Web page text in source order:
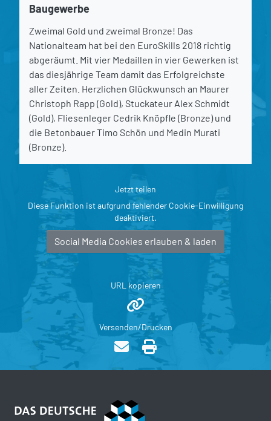
Baugewerbe
Zweimal Gold und zweimal Bronze! Das
Nationalteam hat bei den EuroSkills 2018 richtig
abgeräumt. Mit vier Medaillen in vier Gewerken ist
das diesjährige Team damit das Erfolgreichste
aller Zeiten. Herzlichen Glückwunsch an Maurer
Christoph Rapp (Gold), Stuckateur Alex Schmidt
(Gold), Fliesenleger Cedrik Knöpfle (Bronze) und
die Betonbauer Timo Schön und Medin Murati
(Bronze).
Jetzt teilen
Diese Funktion ist aufgrund fehlender Cookie-Einwilligung
deaktiviert.
Social Media Cookies erlauben & laden
URL kopieren
Versenden/Drucken